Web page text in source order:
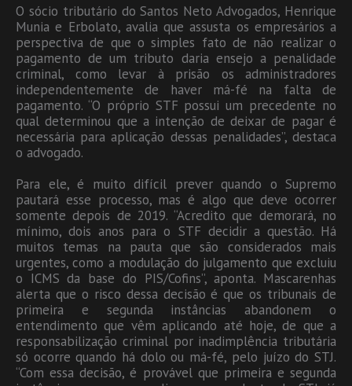
O sócio tributário do Santos Neto Advogados, Henrique
Munia e Erbolato, avalia que assusta os empresários a
perspectiva de que o simples fato de não realizar o
pagamento de um tributo daria ensejo a penalidade
criminal, como levar à prisão os administradores
independentemente de haver má-fé na falta de
pagamento. “O próprio STF possui um precedente no
qual determinou que a intenção de deixar de pagar é
necessária para aplicação dessas penalidades”, destaca
o advogado.
Para ele, é muito difícil prever quando o Supremo
pautará esse processo, mas é algo que deve ocorrer
somente depois de 2019. “Acredito que demorará, no
mínimo, dois anos para o STF decidir a questão. Há
muitos temas na pauta que são considerados mais
urgentes, como a modulação do julgamento que excluiu
o ICMS da base do PIS/Cofins”, aponta. Mascarenhas
alerta que o risco dessa decisão é que os tribunais de
primeira e segunda instâncias abandonem o
entendimento que vêm aplicando até hoje, de que a
responsabilização criminal por inadimplência tributária
só ocorre quando há dolo ou má-fé, pelo juízo do STJ.
“Com essa decisão, é provável que primeira e segunda